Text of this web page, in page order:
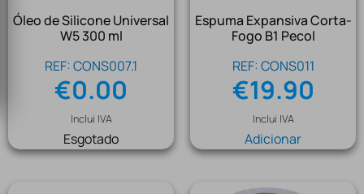
Óleo de Silicone Universal
W5 300 ml
REF: CONS007.1
€0.00
Inclui IVA
Esgotado
Espuma Expansiva Corta-
Fogo B1 Pecol
REF: CONS011
€19.90
Inclui IVA
Adicionar